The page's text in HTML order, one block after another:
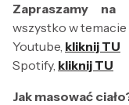
Zapraszamy na
wszystko w
Youtube, kliknij TU
Spotify, kliknij TU
Jak masować